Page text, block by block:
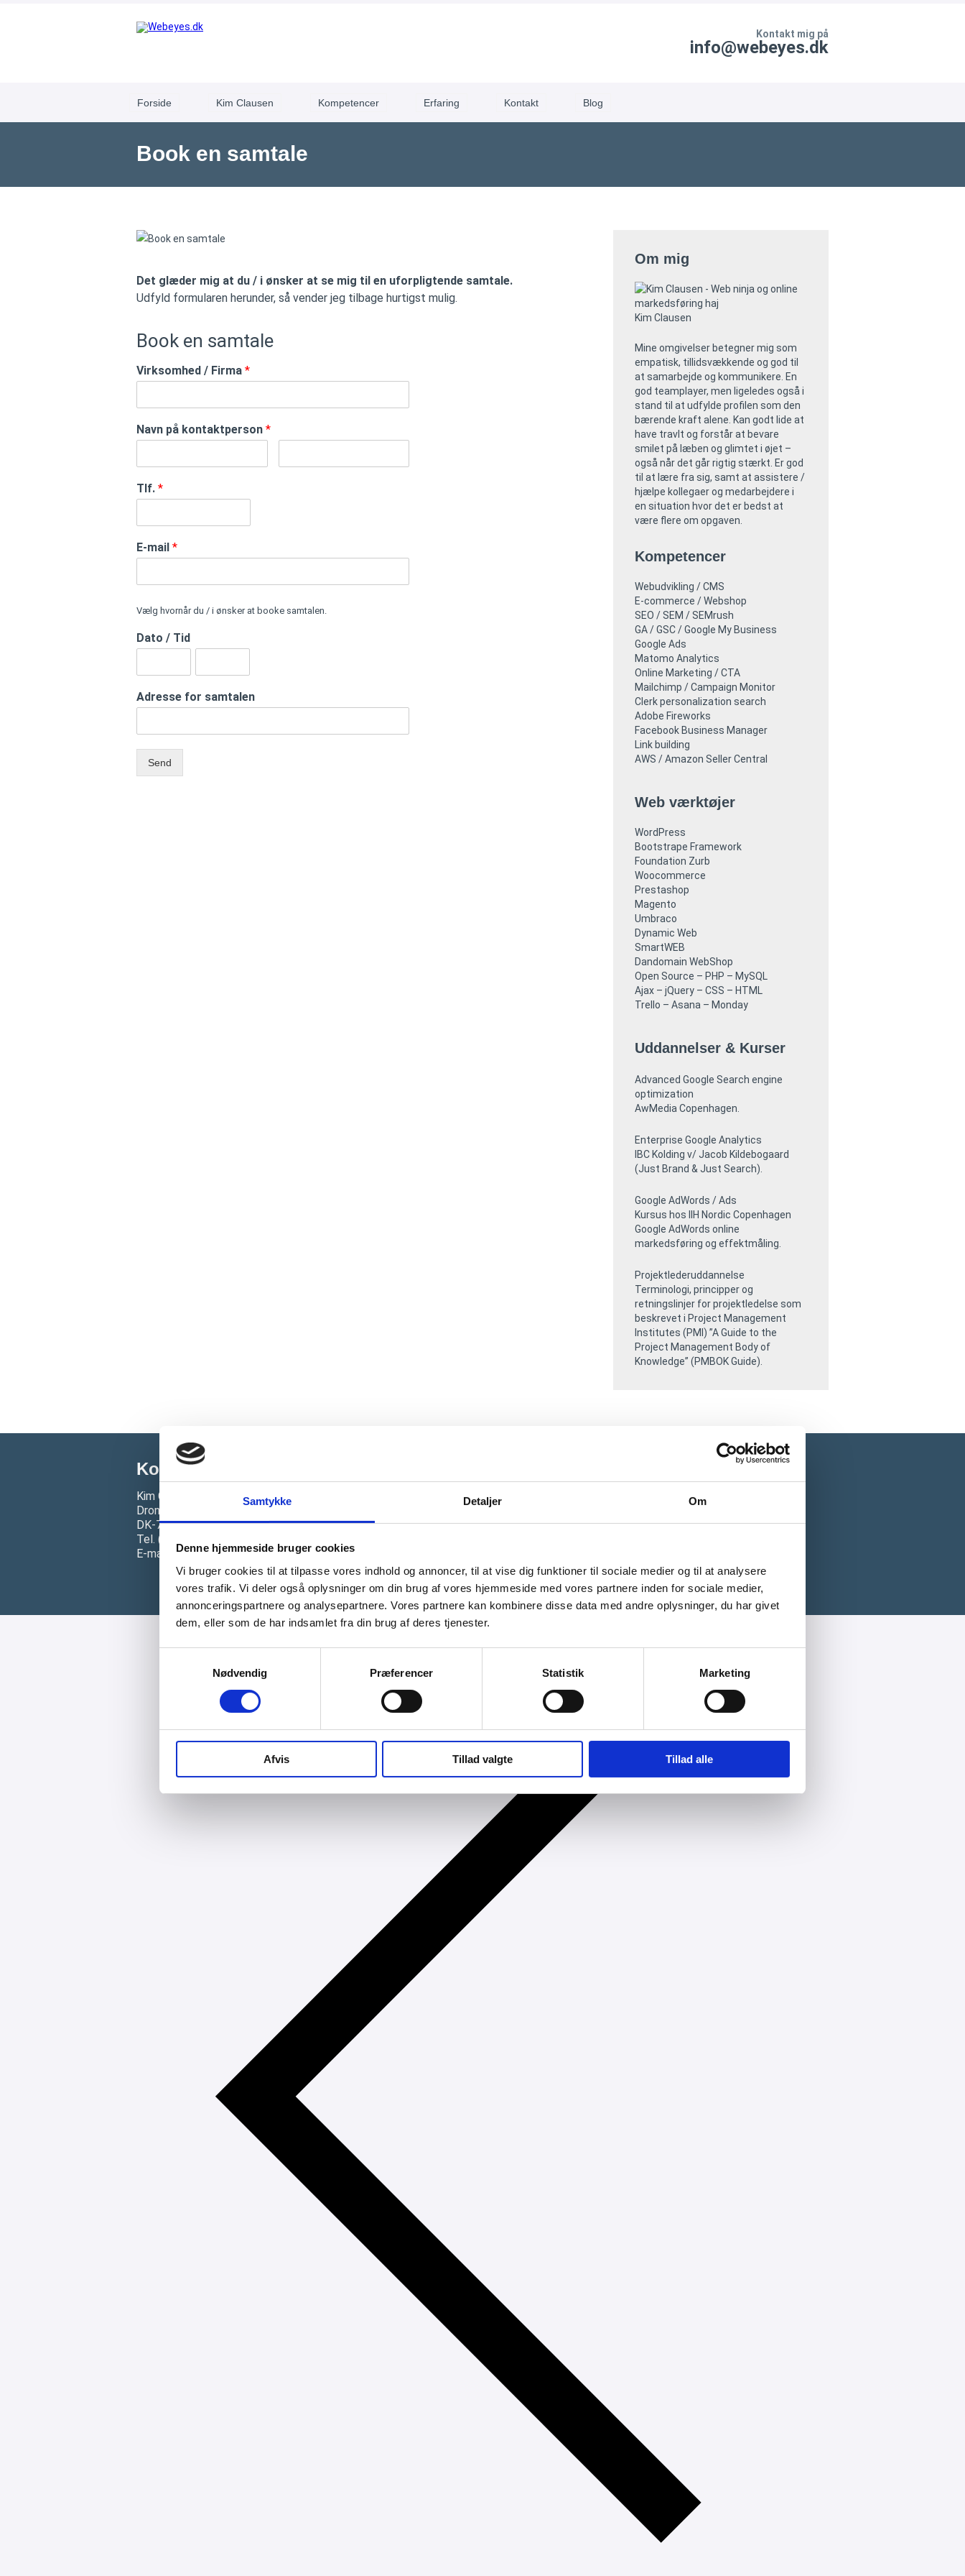
Samtykke Detaljer Om
Denne hjemmeside bruger cookies
Vi bruger cookies til at tilpasse vores indhold og annoncer, til at vise dig funktioner til sociale medier og til at analysere
vores trafik. Vi deler også oplysninger om din brug af vores hjemmeside med vores partnere inden for sociale medier,
annonceringspartnere og analysepartnere. Vores partnere kan kombinere disse data med andre oplysninger, du har givet
dem, eller som de har indsamlet fra din brug af deres tjenester.
Nødvendig
Præferencer Statistik Marketing
Afvis Tillad valgte Tillad alle
Kontakt mig på
info@webeyes.dk
Forside Kim Clausen Kompetencer Erfaring Kontakt Blog
Book en samtale
Det glæder mig at du / i ønsker at se mig til en uforpligtende samtale.
Udfyld formularen herunder, så vender jeg tilbage hurtigst mulig.
Book en samtale
Virksomhed / Firma *
Navn på kontaktperson *
Tlf. *
E-mail *
Vælg hvornår du / i ønsker at booke samtalen.
Dato / Tid
Adresse for samtalen
Send
Om mig
Kim Clausen
Mine omgivelser betegner mig som
empatisk, tillidsvækkende og god til
at samarbejde og kommunikere. En
god teamplayer, men ligeledes også i
stand til at udfylde profilen som den
bærende kraft alene. Kan godt lide at
have travlt og forstår at bevare
smilet på læben og glimtet i øjet –
også når det går rigtig stærkt. Er god
til at lære fra sig, samt at assistere /
hjælpe kollegaer og medarbejdere i
en situation hvor det er bedst at
være flere om opgaven.
Kompetencer
Webudvikling / CMS
E-commerce / Webshop
SEO / SEM / SEMrush
GA / GSC / Google My Business
Google Ads
Matomo Analytics
Online Marketing / CTA
Mailchimp / Campaign Monitor
Clerk personalization search
Adobe Fireworks
Facebook Business Manager
Link building
AWS / Amazon Seller Central
Web værktøjer
WordPress
Bootstrape Framework
Foundation Zurb
Woocommerce
Prestashop
Magento
Umbraco
Dynamic Web
SmartWEB
Dandomain WebShop
Open Source – PHP – MySQL
Ajax – jQuery – CSS – HTML
Trello – Asana – Monday
Uddannelser & Kurser
Advanced Google Search engine
optimization
AwMedia Copenhagen.
Enterprise Google Analytics
IBC Kolding v/ Jacob Kildebogaard
(Just Brand & Just Search).
Google AdWords / Ads
Kursus hos IIH Nordic Copenhagen
Google AdWords online
markedsføring og effektmåling.
Projektlederuddannelse
Terminologi, principper og
retningslinjer for projektledelse som
beskrevet i Project Management
Institutes (PMI) ”A Guide to the
Project Management Body of
Knowledge” (PMBOK Guide).
Kontakt mig her
Kim Clausen
Dronningensgade 50
DK-7000 Fredericia
Tel. (+45) 60 11 50 48
E-mail. info@webeyes.dk
Seneste blog indlæg
Analytics data, der skaber værdi for dig
Pep SoMe indlægget lidt op
Hvad er oppetiden på min hjemmeside?